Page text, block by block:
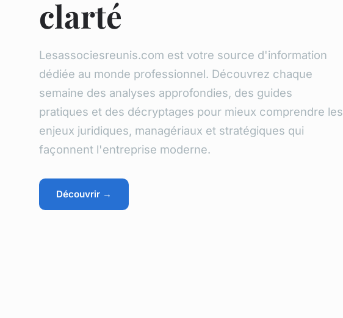
clarté
Lesassociesreunis.com est votre source d'information
dédiée au monde professionnel. Découvrez chaque
semaine des analyses approfondies, des guides
pratiques et des décryptages pour mieux comprendre les
enjeux juridiques, managériaux et stratégiques qui
façonnent l'entreprise moderne.
Découvrir →